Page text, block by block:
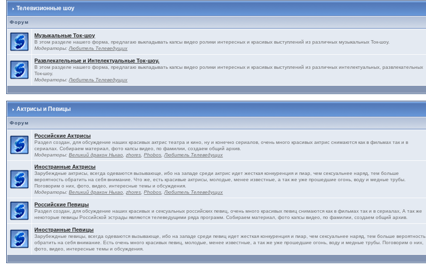
Телевизионные шоу
Форум
Музыкальные Ток-шоу
В этом разделе нашего форма, предлагаю выкладывать капсы видео ролики интересных и красивых выступлений из различных музыкальных Ток-шоу.
Модераторы:Любитель Телеведущих
Развлекательные и Интелектуальные Ток-шоу.
В этом разделе нашего форма, предлагаю выкладывать капсы видео ролики интересных и красивых выступлений из различных интелектуальных, развлекательных
Ток-шоу.
Модераторы:Любитель Телеведущих
Актрисы и Певицы
Форум
Российские Актрисы
Раздел создан, для обсуждение наших красивых актрис театра и кино, ну и конечно сериалов, очень много красивых актрис снимаются как в фильмах так и в
сериалах. Собираем материал, фото капсы видео, по фамилии, создаем общий архив.
Модераторы:Великий дракон Ньхао,zhores,Phobos,Любитель Телеведущих
Иностранные Актрисы
Зарубеждные актрисы, всегда одеваются вызывающе, ибо на западе среди актрис идет жесткая конкуренция и пиар, чем сексуальнее наряд, тем больше
вероятность обратить на себя внимание. Что же, есть красивые актрисы, молодые, менее известные, а так же уже прошедшие огонь, воду и медные трубы.
Поговорим о них, фото, видео, интересные темы и обсуждения.
Модераторы:Великий дракон Ньхао,zhores,Phobos,Любитель Телеведущих
Российские Певицы
Раздел создан, для обсуждение наших красивых и сексуальных российских певиц, очень много красивых певиц снимаются как в фильмах так и в сериалах, А так же
некоторые певицы Российской эстрады являются телеведущими ряда программ. Собираем материал, фото капсы видео, по фамилии, создаем общий архив.
Иностранные Певицы
Зарубеждные певицы, всегда одеваются вызывающе, ибо на западе среди певиц идет жесткая конкуренция и пиар, чем сексуальнее наряд, тем больше вероятность
обратить на себя внимание. Есть очень много красивых певиц, молодые, менее известные, а так же уже прошедшие огонь, воду и медные трубы. Поговорим о них,
фото, видео, интересные темы и обсуждения.